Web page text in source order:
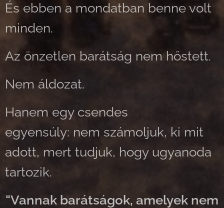
És ebben a mondatban benne volt
minden.
Az önzetlen barátság nem hőstett.
Nem áldozat.
Hanem egy csendes
egyensúly: nem számoljuk, ki mit
adott, mert tudjuk, hogy ugyanoda
tartozik.
“Vannak barátságok, amelyek nem